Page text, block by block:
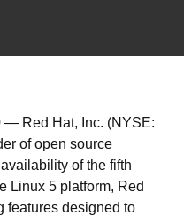
— Red Hat, Inc. (NYSE:
of open source
of the fifth
Linux 5 platform, Red
features designed to